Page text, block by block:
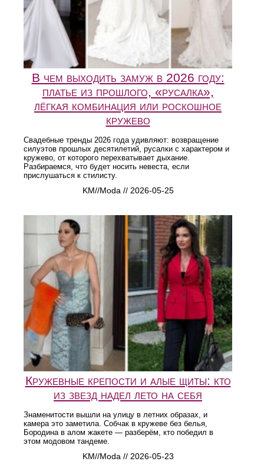
В чем выходить замуж в 2026 году:
платье из прошлого, «русалка»,
лёгкая комбинация или роскошное
кружево
Свадебные тренды 2026 года удивляют: возвращение
силуэтов прошлых десятилетий, русалки с характером и
кружево, от которого перехватывает дыхание.
Разбираемся, что будет носить невеста, если
прислушаться к стилисту.
KM//Moda // 2026-05-25
Кружевные крепости и алые щиты: кто
из звезд надел лето на себя
Знаменитости вышли на улицу в летних образах, и
камера это заметила. Собчак в кружеве без белья,
Бородина в алом жакете — разберём, кто победил в
этом модовом тандеме.
KM//Moda // 2026-05-23